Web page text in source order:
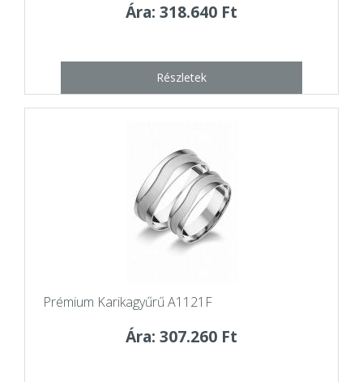
Ára: 318.640 Ft
Részletek
Prémium Karikagyűrű A1121F
Ára: 307.260 Ft